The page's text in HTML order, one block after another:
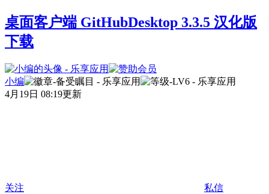
桌面客户端 GitHubDesktop 3.3.5 汉化版
下载
小编
4月19日 08:19更新
关注 私信